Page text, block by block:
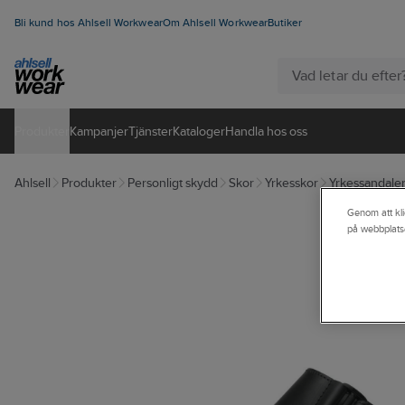
Bli kund hos Ahlsell WorkwearOm Ahlsell WorkwearButiker
KampanjerTjänsterKatalogerHandla hos oss
Ahlsell Produkter Personligt skydd Skor Yrkesskor
Genom att
på